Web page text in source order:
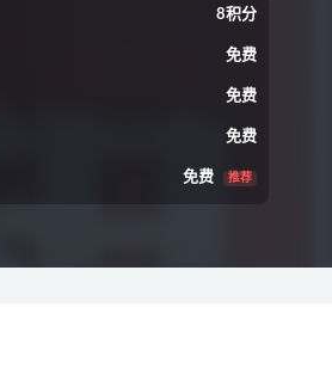
8积分
免费
免费
免费
免费 推荐